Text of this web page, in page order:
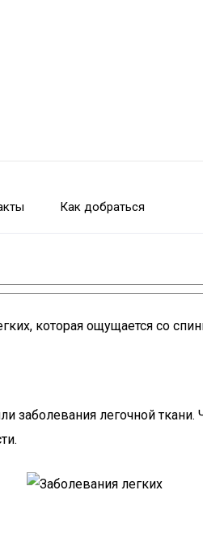
Как добраться
которая ощущается со
легочной ткани.